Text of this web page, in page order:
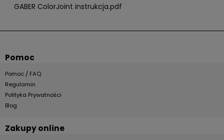
GABER ColorJoint instrukcja.pdf
Pomoc
Pomoc / FAQ
Regulamin
Polityka Prywatności
Blog
Zakupy online